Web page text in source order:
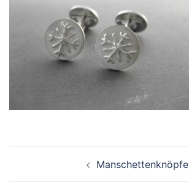
Manschettenknöpfe